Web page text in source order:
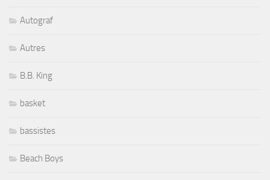
Autograf
Autres
B.B. King
basket
bassistes
Beach Boys